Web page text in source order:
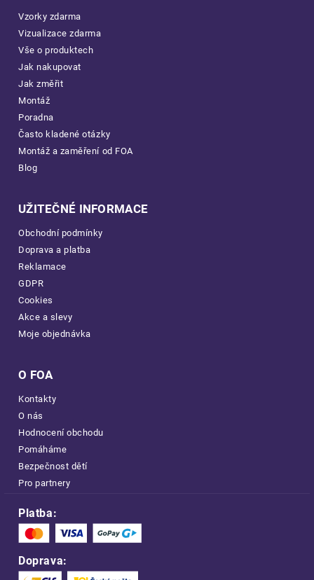
Vzorky zdarma
Vizualizace zdarma
Vše o produktech
Jak nakupovat
Jak změřit
Montáž
Poradna
Často kladené otázky
Montáž a zaměření od FOA
Blog
UŽITEČNÉ INFORMACE
Obchodní podmínky
Doprava a platba
Reklamace
GDPR
Cookies
Akce a slevy
Moje objednávka
O FOA
Kontakty
O nás
Hodnocení obchodu
Pomáháme
Bezpečnost dětí
Pro partnery
Platba:
Doprava: